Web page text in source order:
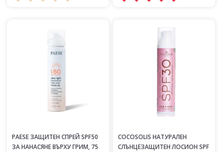
PAESE ЗАЩИТЕН СПРЕЙ SPF50
ЗА НАНАСЯНЕ ВЪРХУ ГРИМ, 75
COCOSOLIS НАТУРАЛЕН
СЛЪНЦЕЗАЩИТЕН ЛОСИОН SPF